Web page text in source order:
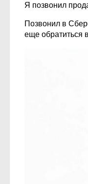
Я позвонил
Позвонил в
еще обратиться